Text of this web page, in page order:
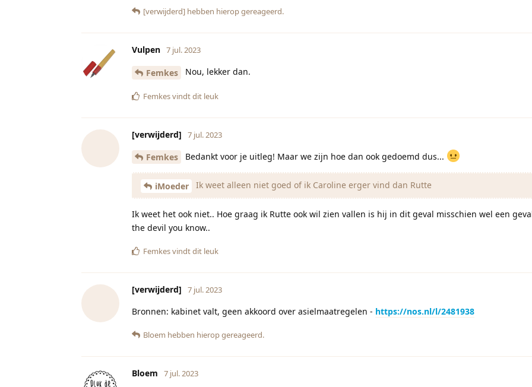
[verwijderd] hebben hierop gereageerd.
Vulpen 7 jul. 2023
Femkes Nou, lekker dan.
Femkesvindt dit leuk
[verwijderd] 7 jul. 2023
Femkes Bedankt voor je uitleg! Maar we zijn hoe dan ook gedoemd dus...
iMoeder Ik weet alleen niet goed of ik Caroline erger vind dan Rutte
Ik weet het ook niet.. Hoe graag ik Rutte ook wil zien vallen is hij in dit geval misschien wel een
the devil you know..
Femkesvindt dit leuk
[verwijderd] 7 jul. 2023
Bronnen: kabinet valt, geen akkoord over asielmaatregelen - https://nos.nl/l/2481938
Bloem hebben hierop gereageerd.
Bloem 7 jul. 2023